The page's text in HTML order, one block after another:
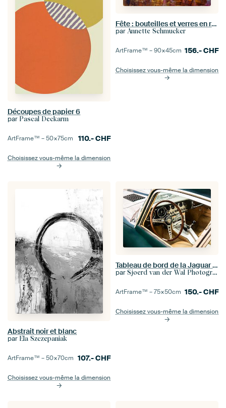
Découpes de papier 6
par Pascal Deckarm
ArtFrame™ –50×75cm 110.-CHF
Choisissez vous-même la dimension
Fête : bouteilles et verres en rouge et or
par Annette Schmucker
ArtFrame™ –90×45cm 156.-CHF
Choisissez vous-même la dimension
Abstrait noir et blanc
par Ela Szczepaniak
ArtFrame™ –50×70cm 107.-CHF
Choisissez vous-même la dimension
Tableau de bord de la Jaguar Type E
par Sjoerd van der Wal Photographie
ArtFrame™ –75×50cm 150.-CHF
Choisissez vous-même la dimension